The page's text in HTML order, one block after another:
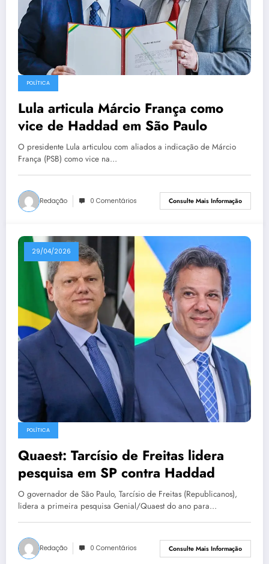
POLÍTICA
Lula articula Márcio França como
vice de Haddad em São Paulo
O presidente Lula articulou com aliados a indicação de Márcio
França (PSB) como vice na…
Redação 0 Comentários Consulte Mais Informação
29/04/2026
POLÍTICA
Quaest: Tarcísio de Freitas lidera
pesquisa em SP contra Haddad
O governador de São Paulo, Tarcísio de Freitas (Republicanos),
lidera a primeira pesquisa Genial/Quaest do ano para…
Redação 0 Comentários Consulte Mais Informação